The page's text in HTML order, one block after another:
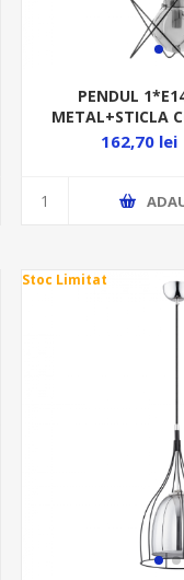
PENDUL
METAL+STICLA
162,70 lei
Stoc Limitat